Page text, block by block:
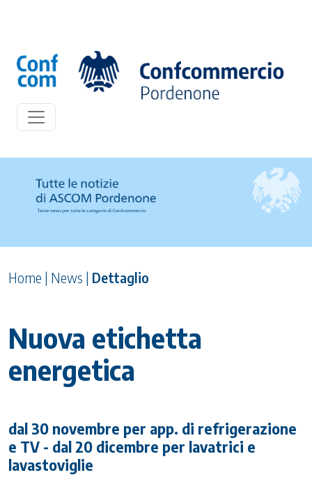
Home | News | Dettaglio
Nuova etichetta
energetica
dal 30 novembre per app. di refrigerazione
e TV - dal 20 dicembre per lavatrici e
lavastoviglie